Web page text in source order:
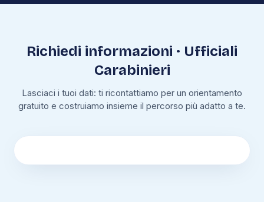
Richiedi informazioni · Ufficiali
Carabinieri
Lasciaci i tuoi dati: ti ricontattiamo per un orientamento
gratuito e costruiamo insieme il percorso più adatto a te.